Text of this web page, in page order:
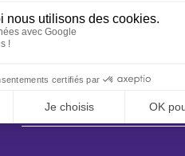
Nous rejoindre